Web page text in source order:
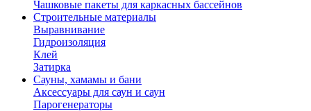
Чашковые пакеты для каркасных бассейнов
Строительные материалы
Выравнивание
Гидроизоляция
Клей
Затирка
Сауны, хамамы и бани
Аксессуары для саун и саун
Парогенераторы